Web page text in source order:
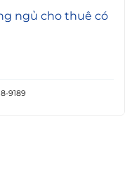
ngủ cho thuê có
9189